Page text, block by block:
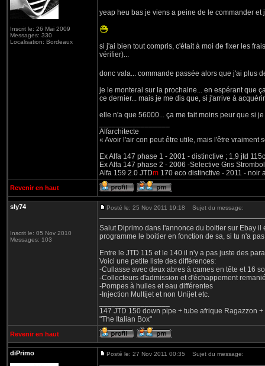
Inscrit le: 26 Mai 2009
Messages: 330
Localisation: Bordeaux
yeap heu bas je viens a peine de le commander
si j'ai bien tout compris, c'était à moi de fixer les
vérifier)...
donc vala... commande passée alors que j'ai plus
je le monterai sur la prochaine... en espérant que
ce dernier... mais je me dis que, si j'arrive à
elle n'a que 56000... ça me fait moins peur que si
Alfarchitecte
« Avoir l'air con peut être utile, mais l'être vraiment
Ex Alfa 147 phase 1 - 2001 - distinctive ; 1,9 jtd
Ex Alfa 147 phase 2 - 2006 -Selective Gris
Alfa 159 2.0 JTDm 170 eco distinctive - 2011 - noir
Revenir en haut
sly74
Inscrit le: 05 Nov 2010
Messages: 103
Posté le: 25 Nov 2011 19:18 Sujet du message:
Salut Diprimo dans l'annonce du boitier sur Ebay
programme le boitier en fonction de sa, si tu n'a
Entre le JTD 115 et le 140 il n'y a pas juste des
Voici une petite liste des différences:
-Cullasse avec deux abres à cames en tête et 16
-Collecteurs d'admission et d'échappement
-Pompes à huiles et eau différentes
-Injection Multijet et non Unijet etc.
147 JTD 150 down pipe + tube afrique Ragazzon
"The Italian Box"
Revenir en haut
diPrimo Posté le: 27 Nov 2011 00:35 Sujet du message: